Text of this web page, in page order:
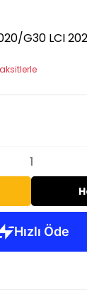
G30 LCI